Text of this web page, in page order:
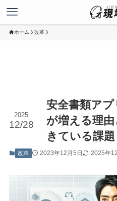
ホーム 改革
安全書類ア
が増える理
きている課
2025
12/28
改革 2023年12月5日 2025年